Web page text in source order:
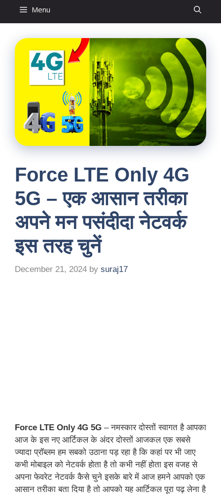
Menu
Force LTE Only 4G
5G – एक आसान तरीका
अपने मन पसंदीदा नेटवर्क
इस तरह चुनें
December 21, 2024 by suraj17
Force LTE Only 4G 5G – नमस्कार दोस्तों स्वागत है आपका
आज के इस नए आर्टिकल के अंदर दोस्तों आजकल एक सबसे
ज्यादा प्रॉब्लम हम सबको उठाना पड़ रहा है कि कहां पर भी जाए
कभी मोबाइल को नेटवर्क होता है तो कभी नहीं होता इस वजह से
अपना फेवरेट नेटवर्क कैसे चुने इसके बारे में आज हमने आपको एक
आसान तरीका बता दिया है तो आपको यह आर्टिकल पूरा पढ़ लेना है